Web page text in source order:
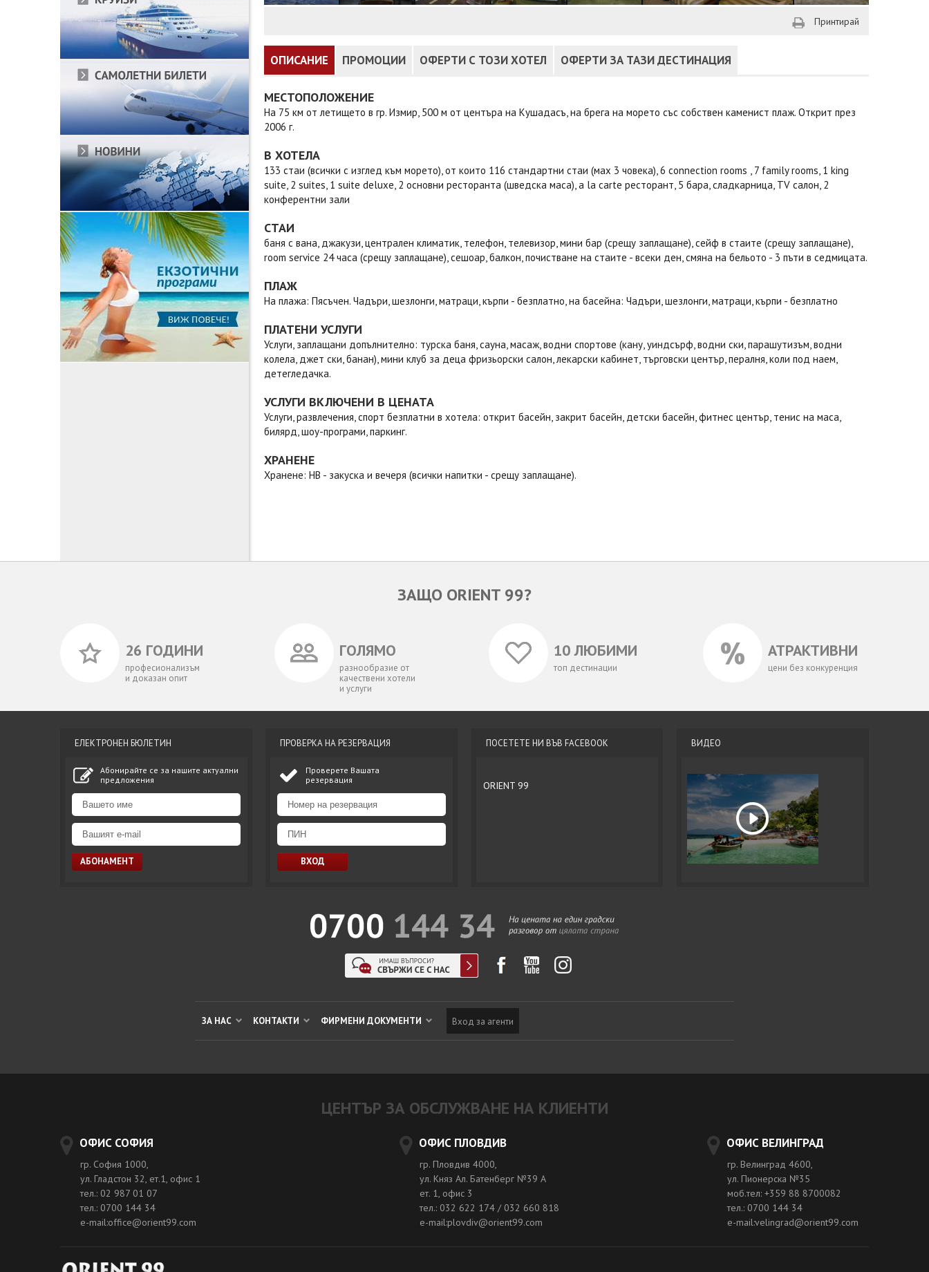
Принтирай
ОПИСАНИЕ ПРОМОЦИИ ОФЕРТИ С ТОЗИ ХОТЕЛ ОФЕРТИ ЗА ТАЗИ ДЕСТИНАЦИЯ
МЕСТОПОЛОЖЕНИЕ
На 75 км от летището в гр. Измир, 500 м от центъра на Кушадасъ, на брега на морето със собствен каменист плаж. Открит през
2006 г.
В ХОТЕЛА
133 стаи (всички с изглед към морето), от които 116 стандартни стаи (маx 3 човека), 6 connection rooms , 7 family rooms, 1 king
suite, 2 suites, 1 suite deluxe, 2 основни ресторанта (шведска маса), a la carte ресторант, 5 бара, сладкарница, TV салон, 2
конферентни зали
СТАИ
баня с вана, джакузи, централен климатик, телефон, телевизор, мини бар (срещу заплащане), сейф в стаите (срещу заплащане),
room service 24 часа (срещу заплащане), сешоар, балкон, почистване на стаите - всеки ден, смяна на бельото - 3 пъти в седмицата.
ПЛАЖ
На плажа: Пясъчен. Чадъри, шезлонги, матраци, кърпи - безплатно, на басейна: Чадъри, шезлонги, матраци, кърпи - безплатно
ПЛАТЕНИ УСЛУГИ
Услуги, заплащани допълнително: турска баня, сауна, масаж, водни спортове (кану, уиндсърф, водни ски, парашутизъм, водни
колела, джет ски, банан), мини клуб за деца фризьорски салон, лекарски кабинет, търговски център, пералня, коли под наем,
детегледачка.
УСЛУГИ ВКЛЮЧЕНИ В ЦЕНАТА
Услуги, развлечения, спорт безплатни в хотела: открит басейн, закрит басейн, детски басейн, фитнес център, тенис на маса,
билярд, шоу-програми, паркинг.
ХРАНЕНЕ
Хранене: HB - закуска и вечеря (всички напитки - срещу заплащане).
ЗАЩО ORIENT 99?
26 ГОДИНИ
професионализъм
и доказан опит
ГОЛЯМО
разнообразие от
качествени хотели
и услуги
10 ЛЮБИМИ
топ дестинации
АТРАКТИВНИ
цени без конкуренция
ЕЛЕКТРОНЕН БЮЛЕТИН
Абонирайте се за нашите актуални
предложения
ПРОВЕРКА НА РЕЗЕРВАЦИЯ
Проверете Вашата
резервация
ПОСЕТЕТЕ НИ ВЪВ FACEBOOK
ORIENT 99
ВИДЕО
ЗА НАС КОНТАКТИ ФИРМЕНИ ДОКУМЕНТИ Вход за агенти
ЦЕНТЪР ЗА ОБСЛУЖВАНЕ НА КЛИЕНТИ
ОФИС СОФИЯ
гр. София 1000,
ул. Гладстон 32, ет.1, офис 1
тел.: 02 987 01 07
тел.: 0700 144 34
e-mail:office@orient99.com
ОФИС ПЛОВДИВ
гр. Пловдив 4000,
ул. Княз Ал. Батенберг №39 A
ет. 1, офис 3
тел.: 032 622 174 / 032 660 818
e-mail:plovdiv@orient99.com
ОФИС ВЕЛИНГРАД
гр. Велинград 4600,
ул. Пионерска №35
моб.тел: +359 88 8700082
тел.: 0700 144 34
e-mail:velingrad@orient99.com